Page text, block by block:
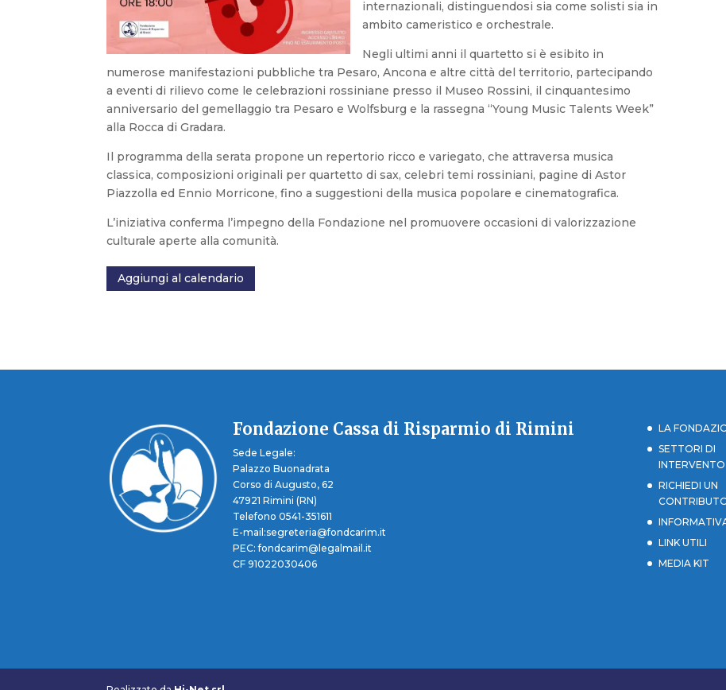
internazionali, distinguendosi sia come solisti sia in
ambito cameristico e orchestrale.
Negli ultimi anni il quartetto si è esibito in
numerose manifestazioni pubbliche tra Pesaro, Ancona e altre città del territorio, partecipando
a eventi di rilievo come le celebrazioni rossiniane presso il Museo Rossini, il cinquantesimo
anniversario del gemellaggio tra Pesaro e Wolfsburg e la rassegna “Young Music Talents Week”
alla Rocca di Gradara.
Il programma della serata propone un repertorio ricco e variegato, che attraversa musica
classica, composizioni originali per quartetto di sax, celebri temi rossiniani, pagine di Astor
Piazzolla ed Ennio Morricone, fino a suggestioni della musica popolare e cinematografica.
L’iniziativa conferma l’impegno della Fondazione nel promuovere occasioni di valorizzazione
culturale aperte alla comunità.
Aggiungi al calendario
Fondazione Cassa di Risparmio di Rimini
Sede Legale:
Palazzo Buonadrata
Corso di Augusto, 62
47921 Rimini (RN)
Telefono 0541-351611
E-mail:segreteria@fondcarim.it
PEC: fondcarim@legalmail.it
CF 91022030406
LA
SETTORI DI
INTERVENTO
RICHIEDI UN
LINK UTILI
MEDIA KIT